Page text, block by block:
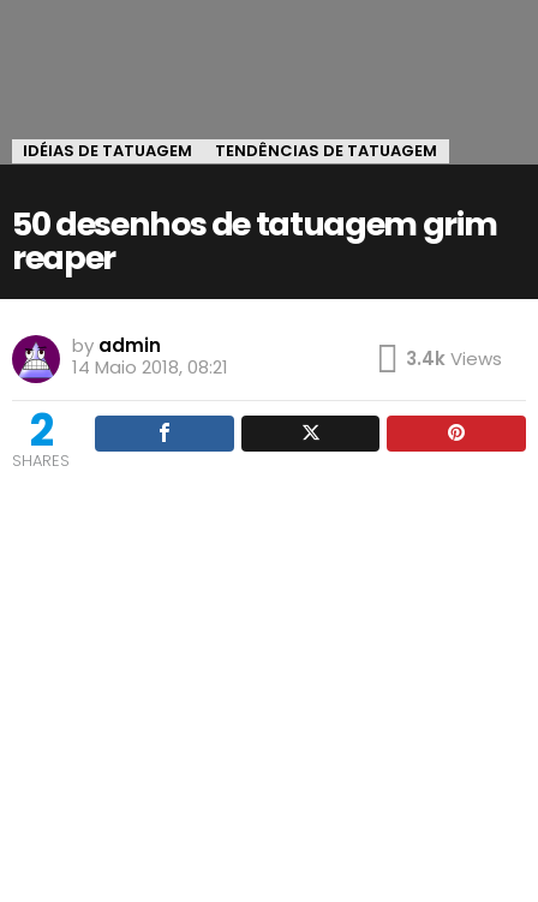
IDÉIAS DE TATUAGEM TENDÊNCIAS DE TATUAGEM
50 desenhos de tatuagem grim
reaper
by admin
14 Maio 2018, 08:21
3.4kViews
2
SHARES